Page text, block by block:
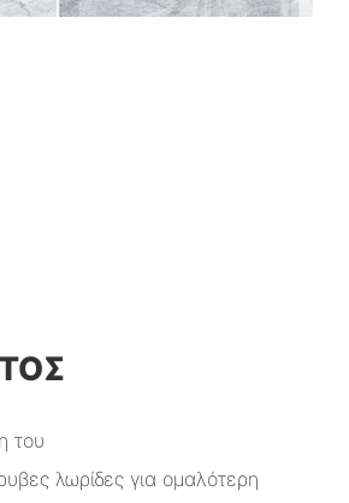
του
λωρίδες για ομαλότερη